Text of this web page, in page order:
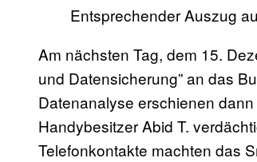
Entsprechender Auszug
Am nächsten Tag, dem 15.
und Datensicherung” an das
Datenanalyse erschienen
Handybesitzer Abid T.
Telefonkontakte machten das